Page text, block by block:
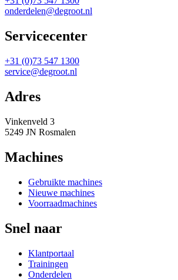
onderdelen@degroot.nl
Servicecenter
+31 (0)73 547 1300
service@degroot.nl
Adres
Vinkenveld 3
5249 JN Rosmalen
Machines
Gebruikte machines
Nieuwe machines
Voorraadmachines
Snel naar
Klantportaal
Trainingen
Onderdelen